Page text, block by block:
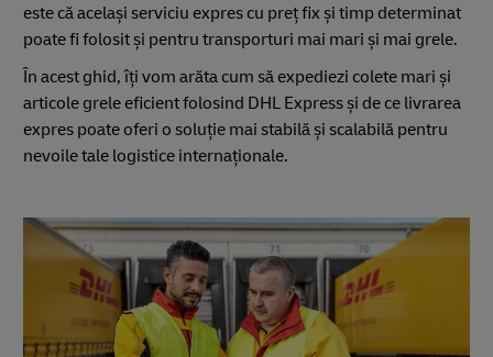
este că același serviciu expres cu preț fix și timp determinat
poate fi folosit și pentru transporturi mai mari și mai grele.
În acest ghid, îți vom arăta cum să expediezi colete mari și
articole grele eficient folosind DHL Express și de ce livrarea
expres poate oferi o soluție mai stabilă și scalabilă pentru
nevoile tale logistice internaționale.